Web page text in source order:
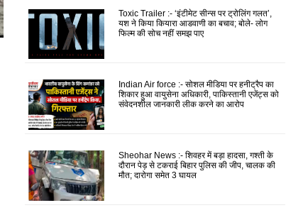
Toxic Trailer :- ‘इंटीमेट सीन्स पर ट्रोलिंग गलत’,
यश ने किया कियारा आडवाणी का बचाव; बोले- लोग
फिल्म की सोच नहीं समझ पाए
Indian Air force :- सोशल मीडिया पर हनीट्रैप का
शिकार हुआ वायुसेना अधिकारी, पाकिस्तानी एजेंट्स को
संवेदनशील जानकारी लीक करने का आरोप
Sheohar News :- शिवहर में बड़ा हादसा, गश्ती के
दौरान पेड़ से टकराई बिहार पुलिस की जीप, चालक की
मौत; दारोगा समेत 3 घायल